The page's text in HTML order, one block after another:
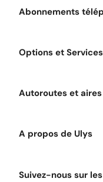
Abonnements
Options et
Autoroutes et aires
A propos de Ulys
Suivez-nous sur